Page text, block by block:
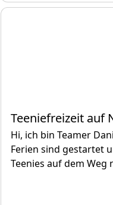
Teeniefreizeit auf
Hi, ich bin Teamer
Ferien sind gestartet
Teenies auf dem Weg